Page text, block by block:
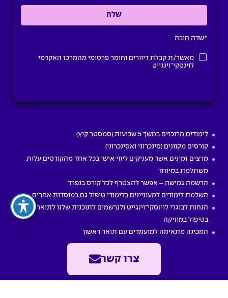
*שדה חובה
מאשר/ת קבלת דיוורים וחומר פרסומי מהמרכז האקדמי
לוינסקי־וינגייט
לימודים מרוכזים במשך 5 שבועות (סמסטר קיץ)
קורסים מקוונים (סינכרוני ואסינכרוני)
מרצים זמינים אשר מעניקים ליווי אישי בכל אחד מהקורסים עלות
משתלמת במיוחד
הרשמה גמישה – אפשר להצטרף לכל קורס בנפרד
השלמת לימודים למעוניינים בלימודי טיפול גם במוסדות אחרים
הנחות לבוגרי לוינסקי־וינגייט ולנרשמים לתוכנית שלנו לתואר שני
בטיפול במוזיקה
המכינה מתאימה למועמדים עם תואר ראשון
המרכז האקדמי לוינסקי־וינגייט
צרו קשר